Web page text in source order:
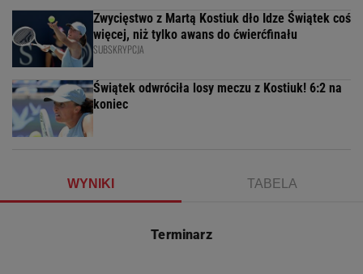
Zwycięstwo z Martą Kostiuk dło Idze Świątek coś
więcej, niż tylko awans do ćwierćfinału
SUBSKRYPCJA
Świątek odwróciła losy meczu z Kostiuk! 6:2 na
koniec
WYNIKI TABELA
Terminarz